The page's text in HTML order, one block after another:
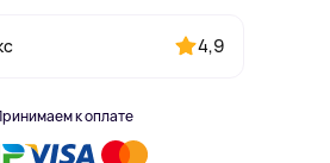
4,9
к оплате